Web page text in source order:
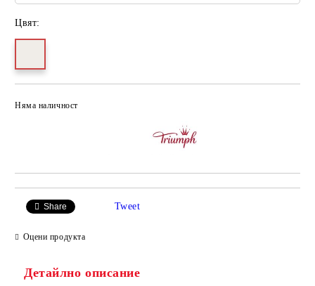
Цвят:
Няма наличност
Share Tweet
Оцени продукта
Детайлно описание